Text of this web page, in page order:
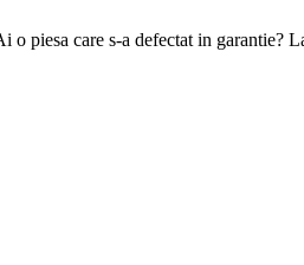
piesa care s-a defectat in garantie?